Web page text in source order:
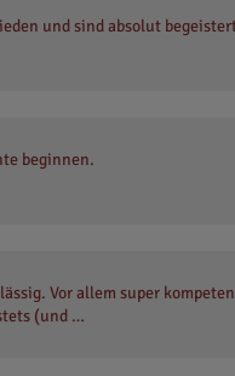
und sind absolut
beginnen.
Vor allem super
(und …